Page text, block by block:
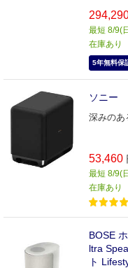
最短 8/9(
在庫あり
5年無料保
ソニー
深みのあ
53,460
最短 8/9(
在庫あり
BOSE
ltra
ト